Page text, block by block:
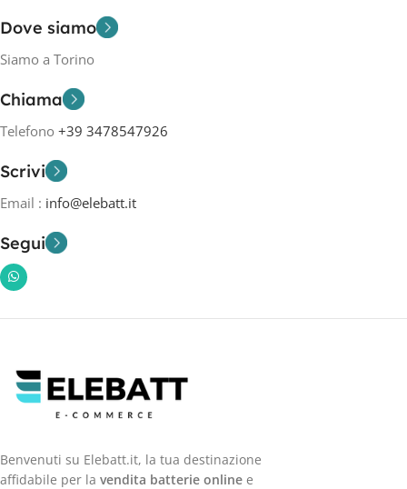
Dove siamo
Siamo a Torino
Chiama
Telefono +39 3478547926
Scrivi
Email : info@elebatt.it
Segui
Benvenuti su Elebatt.it, la tua destinazione
affidabile per la vendita batterie online e